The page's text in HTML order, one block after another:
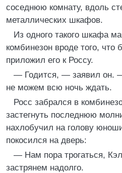
соседнюю комнату, вдоль
металлических шкафов.
Из одного такого шкафа
комбинезон вроде того, что
приложил его к Россу.
— Годится, — заявил он.
не можем всю ночь ждать.
Росс забрался в
застегнуть последнюю
нахлобучил на голову
покосился на дверь:
— Нам пора трогаться,
застрянем надолго.